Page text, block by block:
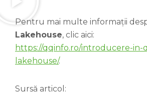
Pentru mai multe informații
Lakehouse, clic aici:
https://qqinfo.ro/introducere-in-
lakehouse/.
Sursă articol: